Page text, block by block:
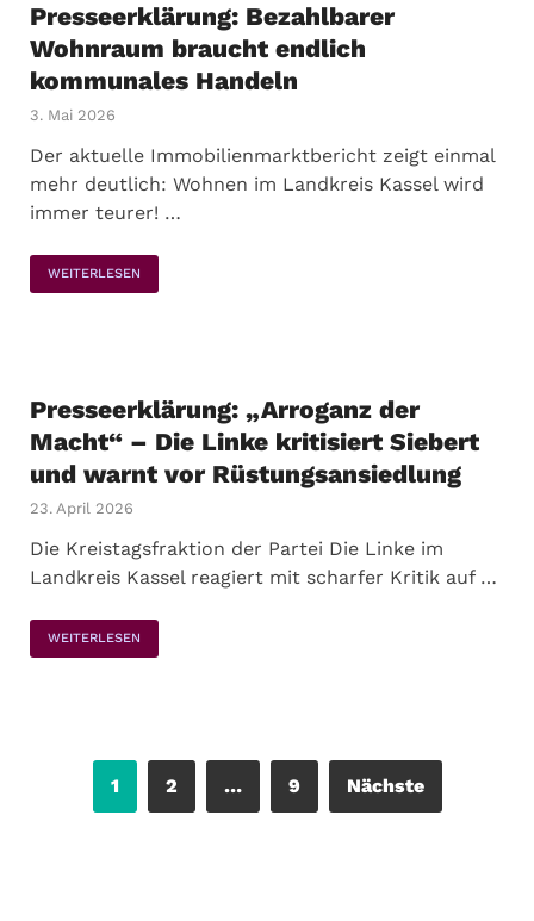
Presseerklärung: Bezahlbarer
Wohnraum braucht endlich
kommunales Handeln
3. Mai 2026
Der aktuelle Immobilienmarktbericht zeigt einmal
mehr deutlich: Wohnen im Landkreis Kassel wird
immer teurer! …
WEITERLESEN
Presseerklärung: „Arroganz der
Macht“ – Die Linke kritisiert Siebert
und warnt vor Rüstungsansiedlung
23. April 2026
Die Kreistagsfraktion der Partei Die Linke im
Landkreis Kassel reagiert mit scharfer Kritik auf …
WEITERLESEN
1 2 … 9 Nächste